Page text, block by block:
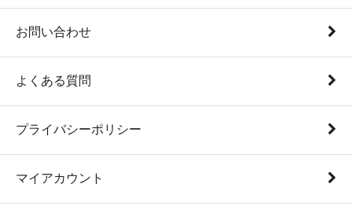
お問い合わせ
よくある質問
プライバシーポリシー
マイアカウント